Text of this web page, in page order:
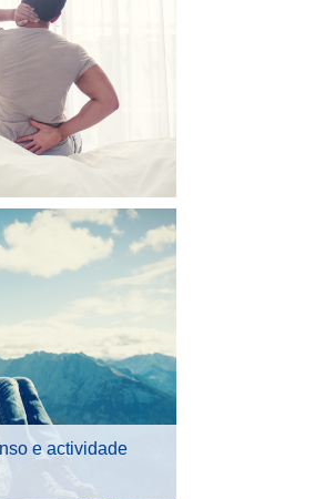
e actividade